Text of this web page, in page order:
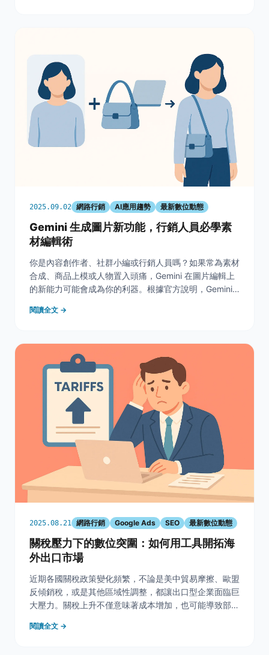
2025.09.02 網路行銷 AI應用趨勢 最新數位動態
Gemini 生成圖片新功能，行銷人員必學素
材編輯術
你是內容創作者、社群小編或行銷人員嗎？如果常為素材
合成、商品上模或人物置入頭痛，Gemini 在圖片編輯上
的新能力可能會成為你的利器。根據官方說明，Gemini
能，支援將多張影像結合、保留主體樣貌並進行多輪對話
閱讀全文 →
2025.08.21 網路行銷 Google Ads SEO 最新數位動態
關稅壓力下的數位突圍：如何用工具開拓海
外出口市場
近期各國關稅政策變化頻繁，不論是美中貿易摩擦、歐盟
反傾銷稅，或是其他區域性調整，都讓出口型企業面臨巨
大壓力。關稅上升不僅意味著成本增加，也可能導致部分
受到關稅衝擊，就會迫使它們尋找替代市場。此時，數位
閱讀全文 →